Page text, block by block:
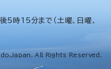
時15分まで（土曜、日曜、
All Rights Reserved.